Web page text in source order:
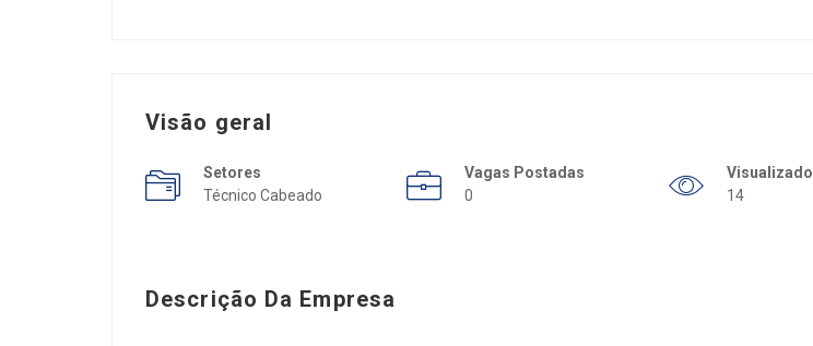
Visão geral
Setores
Técnico Cabeado
Vagas Postadas
0
Visualizado
14
Descrição Da Empresa